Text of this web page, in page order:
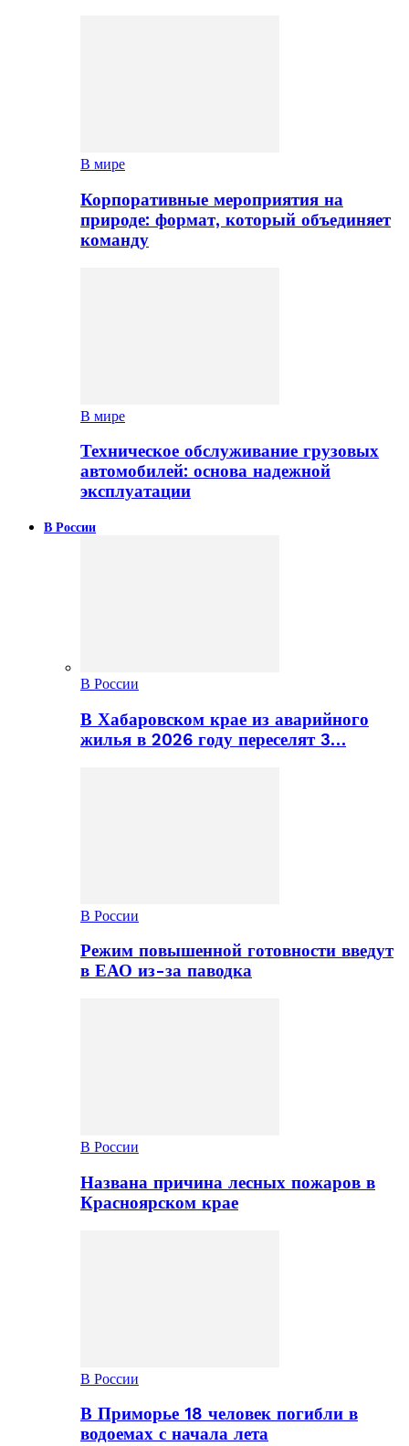
В мире
Корпоративные мероприятия на
природе: формат, который объединяет
команду
В мире
Техническое обслуживание грузовых
автомобилей: основа надежной
эксплуатации
В России
В России
В Хабаровском крае из аварийного
жилья в 2026 году переселят 3…
В России
Режим повышенной готовности введут
в ЕАО из-за паводка
В России
Названа причина лесных пожаров в
Красноярском крае
В России
В Приморье 18 человек погибли в
водоемах с начала лета